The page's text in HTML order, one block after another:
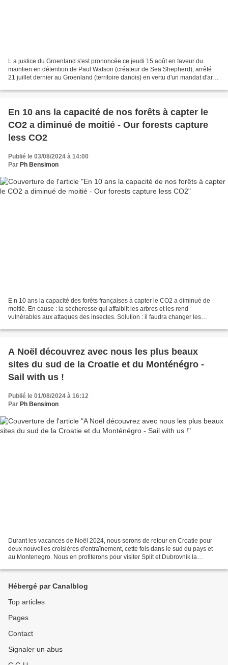
L a justice du Groenland s'est prononcée ce jeudi 15 août en faveur du
maintien en détention de Paul Watson (créateur de Sea Shepherd), arrêté
21 juillet dernier au Groenland (territoire danois) en vertu d'un mandat d'arrêt
En 10 ans la capacité de nos forêts à capter le
CO2 a diminué de moitié - Our forests capture
less CO2
Publié le 03/08/2024 à 14:00
Par Ph Bensimon
E n 10 ans la capacité des forêts françaises à capter le CO2 a diminué de
moitié. En cause : la sécheresse qui affaiblit les arbres et les rend
vulnérables aux attaques des insectes. Solution : il faudra changer les
A Noël découvrez avec nous les plus beaux
sites du sud de la Croatie et du Monténégro -
Sail with us !
Publié le 01/08/2024 à 16:12
Par Ph Bensimon
Durant les vacances de Noël 2024, nous serons de retour en Croatie pour
deux nouvelles croisières d'entraînement, cette fois dans le sud du pays et
au Montenegro. Nous en profiterons pour visiter Split et Dubrovnik la
Hébergé par Canalblog
Top articles
Pages
Contact
Signaler un abus